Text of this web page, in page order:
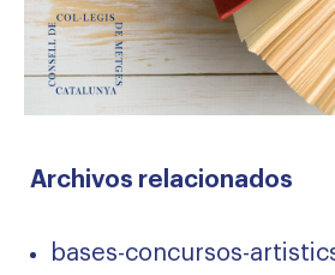
Archivos relacionados
bases-concursos-